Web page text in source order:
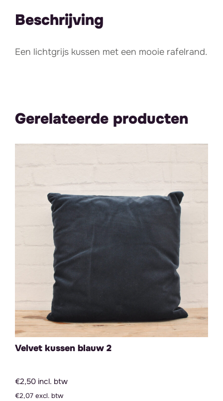
Beschrijving
Een lichtgrijs kussen met een mooie rafelrand.
Gerelateerde producten
Velvet kussen blauw 2
€2,50 incl. btw
€2,07 excl. btw